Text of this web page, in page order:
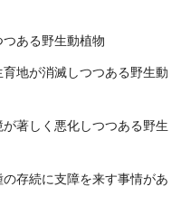
ある野生動植物
地が消滅しつつある野生動
著しく悪化しつつある野生
存続に支障を来す事情があ